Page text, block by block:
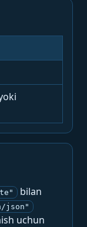
bilan
json"
uchun